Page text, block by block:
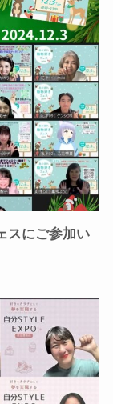
スにご参加い